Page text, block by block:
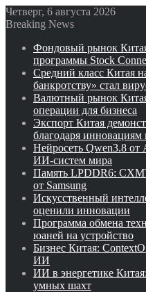
Четверг, 6 августа 2026
Breaking News
Фондовый рынок
программы Stock
Средний класс Китая
банкротству» стал
Валютный рынок
операции для бизнеса
Экспорт Китая
благодаря инновациям
Нейросеть Qwen3.8
ИИ-систем мира
Память LPDDR6:
от Samsung
Искусственный
оценили инновации
Программа обмена
юаней на устройство
Бизнес Китая:
ИИ
ИИ в энергетике
умных шахт